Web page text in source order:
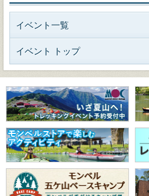
イベント一覧
イベント トップ